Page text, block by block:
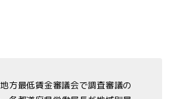
最低賃金審議会で調査審議の